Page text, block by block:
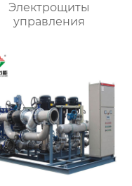
Электрощиты
управления